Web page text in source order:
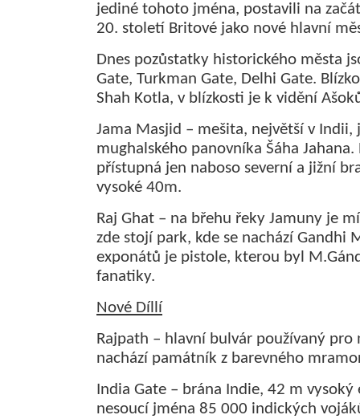
jediné tohoto jména, postavili na
20. století Britové jako nové hlavní
Dnes pozůstatky historického města
Gate, Turkman Gate, Delhi Gate.
Shah Kotla, v blízkosti je k vidění
Jama Masjid – mešita, největší v
mughalského panovníka Šáha
přístupná jen naboso severní a jižní
vysoké 40m.
Raj Ghat – na břehu řeky Jamuny je
zde stojí park, kde se nachází Gandhi
exponátů je pistole, kterou byl
fanatiky.
Nové Díllí
Rajpath – hlavní bulvár používaný
nachází památník z barevného
India Gate – brána Indie, 42 m
nesoucí jména 85 000 indických